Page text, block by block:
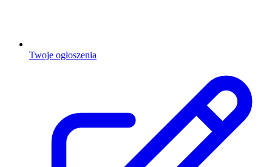
Twoje ogłoszenia